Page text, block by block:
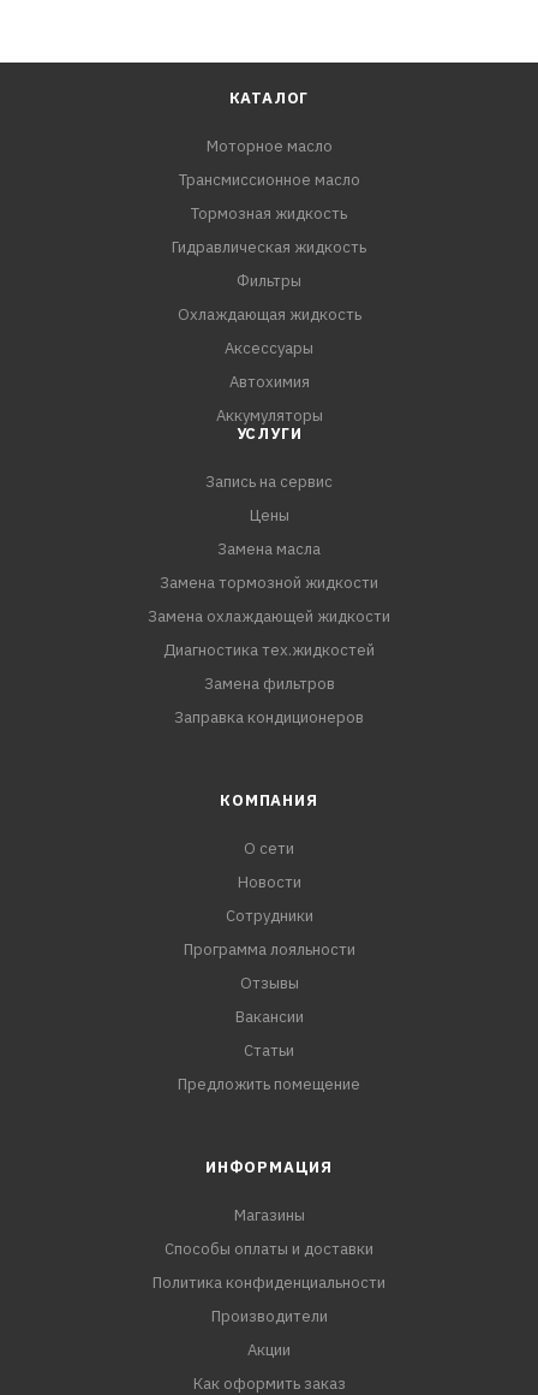
КАТАЛОГ
Моторное масло
Трансмиссионное масло
Тормозная жидкость
Гидравлическая жидкость
Фильтры
Охлаждающая жидкость
Аксессуары
Автохимия
Аккумуляторы
УСЛУГИ
Запись на сервис
Цены
Замена масла
Замена тормозной жидкости
Замена охлаждающей жидкости
Диагностика тех.жидкостей
Замена фильтров
Заправка кондиционеров
КОМПАНИЯ
О сети
Новости
Сотрудники
Программа лояльности
Отзывы
Вакансии
Статьи
Предложить помещение
ИНФОРМАЦИЯ
Магазины
Способы оплаты и доставки
Политика конфиденциальности
Производители
Акции
Как оформить заказ